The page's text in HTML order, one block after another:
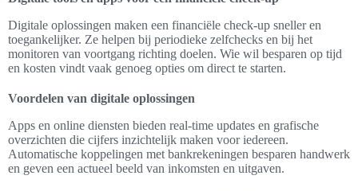
Digitale oplossingen maken een financiële check-up sneller en
toegankelijker. Ze helpen bij periodieke zelfchecks en bij het
monitoren van voortgang richting doelen. Wie wil besparen op tijd
en kosten vindt vaak genoeg opties om direct te starten.
Voordelen van digitale oplossingen
Apps en online diensten bieden real-time updates en grafische
overzichten die cijfers inzichtelijk maken voor iedereen.
Automatische koppelingen met bankrekeningen besparen handwerk
en geven een actueel beeld van inkomsten en uitgaven.